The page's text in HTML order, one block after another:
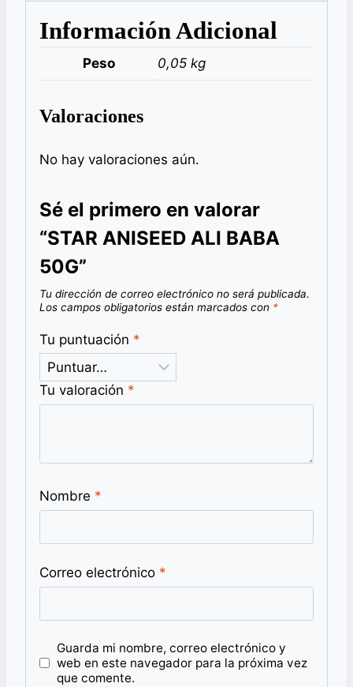
Información Adicional
Peso 0,05 kg
Valoraciones
No hay valoraciones aún.
Sé el primero en valorar
“STAR ANISEED ALI BABA
50G”
Tu dirección de correo electrónico no será publicada.
Los campos obligatorios están marcados con *
Tu puntuación *
Tu valoración *
Nombre *
Correo electrónico *
Guarda mi nombre, correo electrónico y
web en este navegador para la próxima vez
que comente.